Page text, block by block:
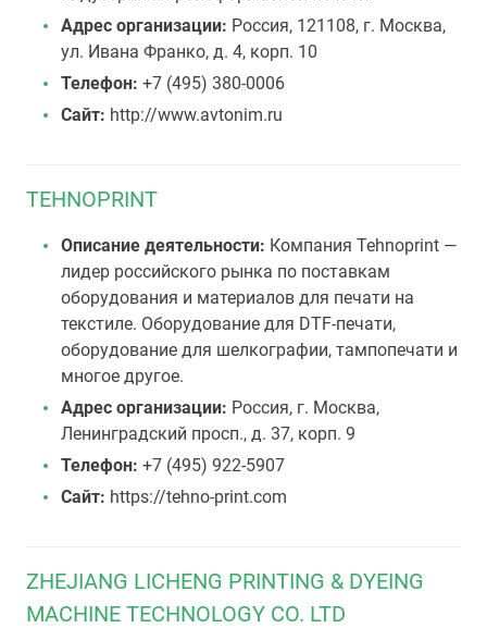
Адрес организации: Россия, 121108, г. Москва,
ул. Ивана Франко, д. 4, корп. 10
Телефон: +7 (495) 380-0006
Сайт: http://www.avtonim.ru
TEHNOPRINT
Описание деятельности: Компания Tehnoprint —
лидер российского рынка по поставкам
оборудования и материалов для печати на
текстиле. Оборудование для DTF-печати,
оборудование для шелкографии, тампопечати и
многое другое.
Адрес организации: Россия, г. Москва,
Ленинградский просп., д. 37, корп. 9
Телефон: +7 (495) 922-5907
Сайт: https://tehno-print.com
ZHEJIANG LICHENG PRINTING & DYEING
MACHINE TECHNOLOGY CO. LTD